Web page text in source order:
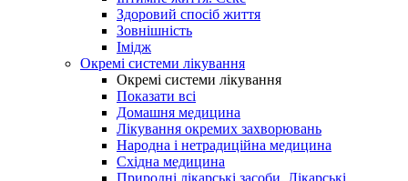
Здоровий спосіб життя
Зовнішність
Імідж
Окремі системи лікування
Окремі системи лікування
Показати всі
Домашня медицина
Лікування окремих захворювань
Народна і нетрадиційна медицина
Східна медицина
Природні лікарські засоби. Лікарські